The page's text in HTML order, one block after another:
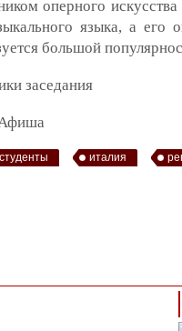
оперного
языка, а его
большой
студенты италия